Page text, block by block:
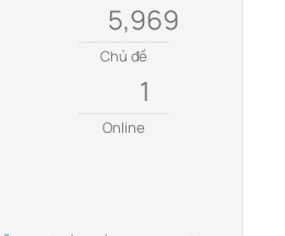
5,969
Chủ đề
1
Online